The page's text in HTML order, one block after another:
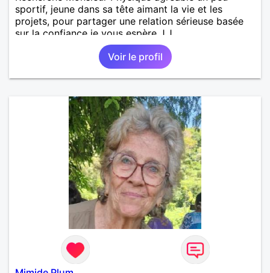
sportif, jeune dans sa tête aimant la vie et les
projets, pour partager une relation sérieuse basée
sur la confiance je vous espère J.J
Voir le profil